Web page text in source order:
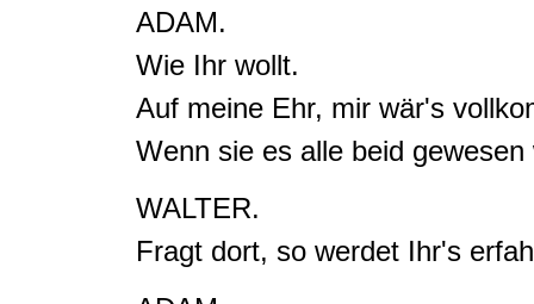
ADAM.
Wie Ihr wollt.
Auf meine Ehr, mir wär's
Wenn sie es alle beid gewesen
WALTER.
Fragt dort, so werdet Ihr's